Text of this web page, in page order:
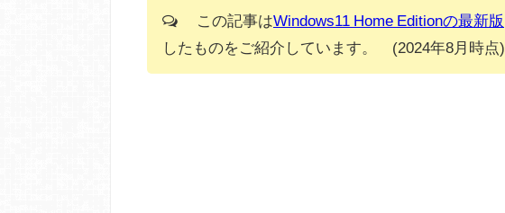
この記事はWindows11 Home Editionの最新版
したものをご紹介しています。 (2024年8月時点)